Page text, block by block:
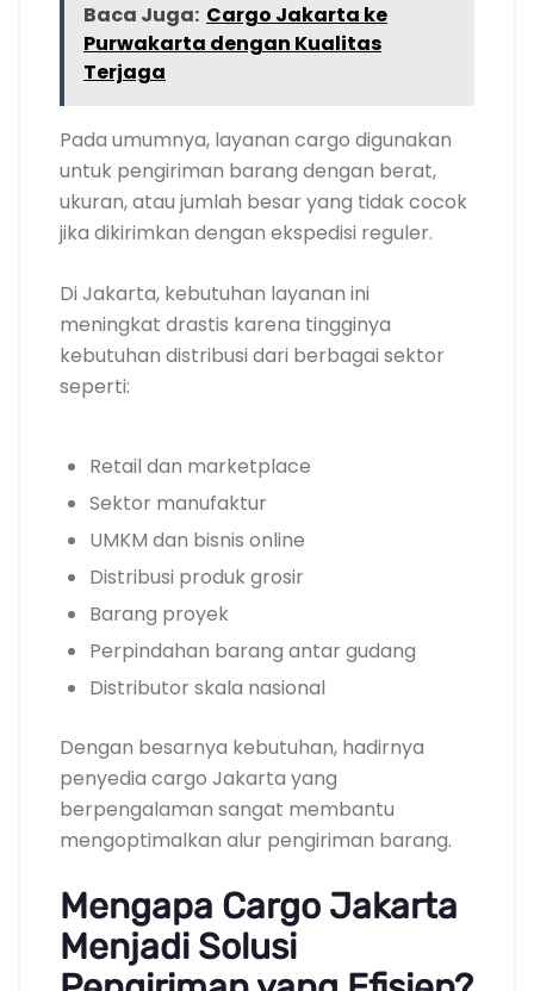
Baca Juga: Cargo Jakarta ke
Purwakarta dengan Kualitas
Terjaga
Pada umumnya, layanan cargo digunakan
untuk pengiriman barang dengan berat,
ukuran, atau jumlah besar yang tidak cocok
jika dikirimkan dengan ekspedisi reguler.
Di Jakarta, kebutuhan layanan ini
meningkat drastis karena tingginya
kebutuhan distribusi dari berbagai sektor
seperti:
Retail dan marketplace
Sektor manufaktur
UMKM dan bisnis online
Distribusi produk grosir
Barang proyek
Perpindahan barang antar gudang
Distributor skala nasional
Dengan besarnya kebutuhan, hadirnya
penyedia cargo Jakarta yang
berpengalaman sangat membantu
mengoptimalkan alur pengiriman barang.
Mengapa Cargo Jakarta
Menjadi Solusi